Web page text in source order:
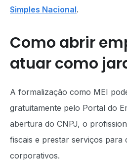
Simples Nacional.
Como abrir
atuar como
A formalização como MEI
gratuitamente pelo Portal do
abertura do CNPJ, o
fiscais e prestar serviços para
corporativos.